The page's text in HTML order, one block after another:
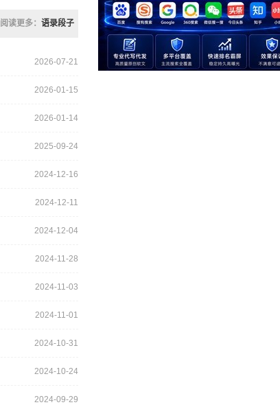
阅读更多： 语录段子
2026-07-21
2026-01-15
2026-01-14
2025-09-24
2024-12-16
2024-12-11
2024-12-04
2024-11-28
2024-11-03
2024-11-01
2024-10-31
2024-10-24
2024-09-29